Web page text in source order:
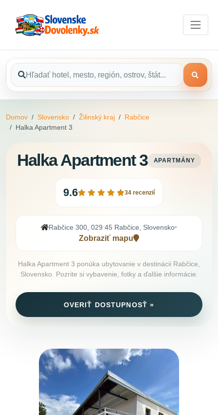
Domov Slovensko Žilinský kraj
Rabčice
Halka Apartment 3
Halka Apartment 3 APARTMÁNY
9.6 34 recenzií
Rabčice 300, 029 45 Rabčice, Slovensko•
Zobraziť mapu
Halka Apartment 3 ponúka ubytovanie v destinácii Rabčice,
Slovensko. Pozrite si vybavenie, fotky a ďalšie informácie.
OVERIŤ DOSTUPNOSŤ »